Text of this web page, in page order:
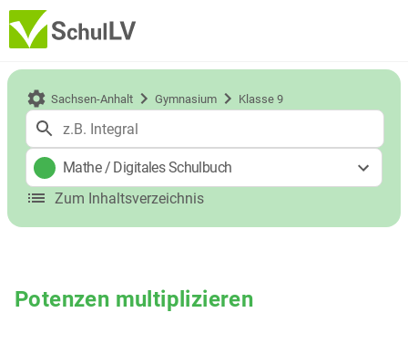
Sachsen-Anhalt Gymnasium Klasse 9
Mathe/ Digitales Schulbuch
Zum Inhaltsverzeichnis
Potenzen multiplizieren